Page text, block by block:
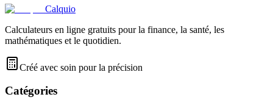
Calquio
Calculateurs en ligne gratuits pour la finance, la santé, les
mathématiques et le quotidien.
Créé avec soin pour la précision
Catégories